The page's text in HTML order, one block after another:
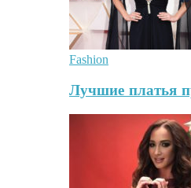
Fashion
Лучшие платья